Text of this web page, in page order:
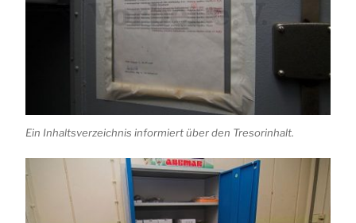
Ein Inhaltsverzeichnis informiert über den Tresorinhalt.